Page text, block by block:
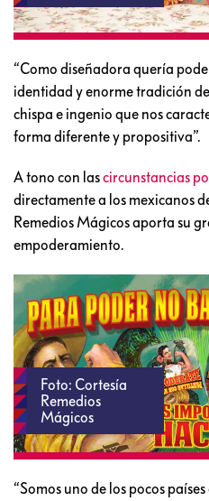
“Como diseñadora quería
identidad y enorme tradición
chispa e ingenio que nos
forma diferente y propositiva”.
A tono con lascircunstancias
directamente a los mexicanos
Remedios Mágicos aporta su
empoderamiento.
Foto: Cortesía
Remedios
Mágicos
“Somos uno de los pocos